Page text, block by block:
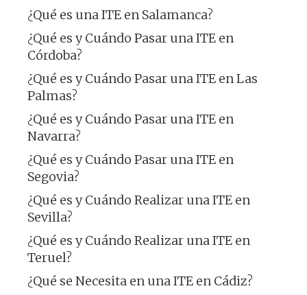
¿Qué es una ITE en Salamanca?
¿Qué es y Cuándo Pasar una ITE en
Córdoba?
¿Qué es y Cuándo Pasar una ITE en Las
Palmas?
¿Qué es y Cuándo Pasar una ITE en
Navarra?
¿Qué es y Cuándo Pasar una ITE en
Segovia?
¿Qué es y Cuándo Realizar una ITE en
Sevilla?
¿Qué es y Cuándo Realizar una ITE en
Teruel?
¿Qué se Necesita en una ITE en Cádiz?